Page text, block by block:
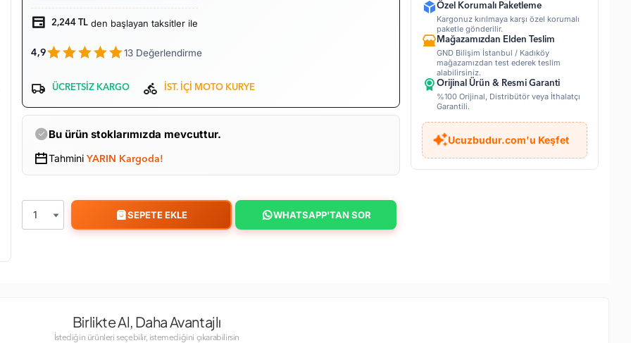
2,244 TL den başlayan taksitler ile
4,9 13 Değerlendirme
ÜCRETSİZ KARGO İST. İÇİ MOTO KURYE
Bu ürün stoklarımızda mevcuttur.
TahminiYARIN Kargoda!
SEPETE EKLE WHATSAPP'TAN SOR
Özel Korumalı Paketleme
Kargonuz kırılmaya karşı özel korumalı
paketle gönderilir.
Mağazamızdan Elden Teslim
GND Bilişim İstanbul / Kadıköy
mağazamızdan test ederek teslim
alabilirsiniz.
Orijinal Ürün & Resmi Garanti
%100 Orijinal, Distribütör veya İthalatçı
Garantili.
Ucuzbudur.com'u Keşfet
Birlikte Al, Daha Avantajlı
İstediğin ürünleri seçebilir, istemediğini çıkarabilirsin